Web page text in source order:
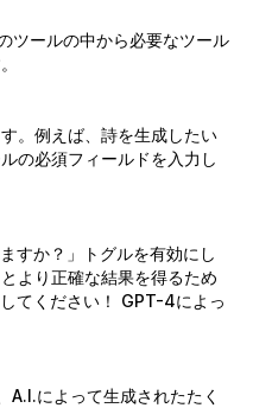
ツールの中から必要なツール
。例えば、詩を生成したい
の必須フィールドを入力し
すか？」トグルを有効にし
より正確な結果を得るため
てください！ GPT-4によっ
によって生成されたたく